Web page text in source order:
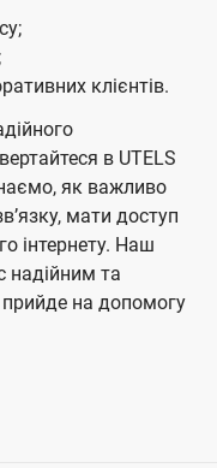
клієнтів.
в UTELS
як важливо
мати доступ
інтернету. Наш
надійним та
на допомогу